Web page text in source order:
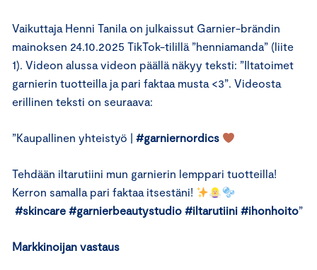
Vaikuttaja Henni Tanila on julkaissut Garnier-brändin
mainoksen 24.10.2025 TikTok-tilillä ”henniamanda” (liite
1). Videon alussa videon päällä näkyy teksti: ”Iltatoimet
garnierin tuotteilla ja pari faktaa musta <3”. Videosta
erillinen teksti on seuraava:
”Kaupallinen yhteistyö | #garniernordics
Tehdään iltarutiini mun garnierin lemppari tuotteilla!
Kerron samalla pari faktaa itsestäni!
#skincare #garnierbeautystudio #iltarutiini #ihonhoito”
Markkinoijan vastaus